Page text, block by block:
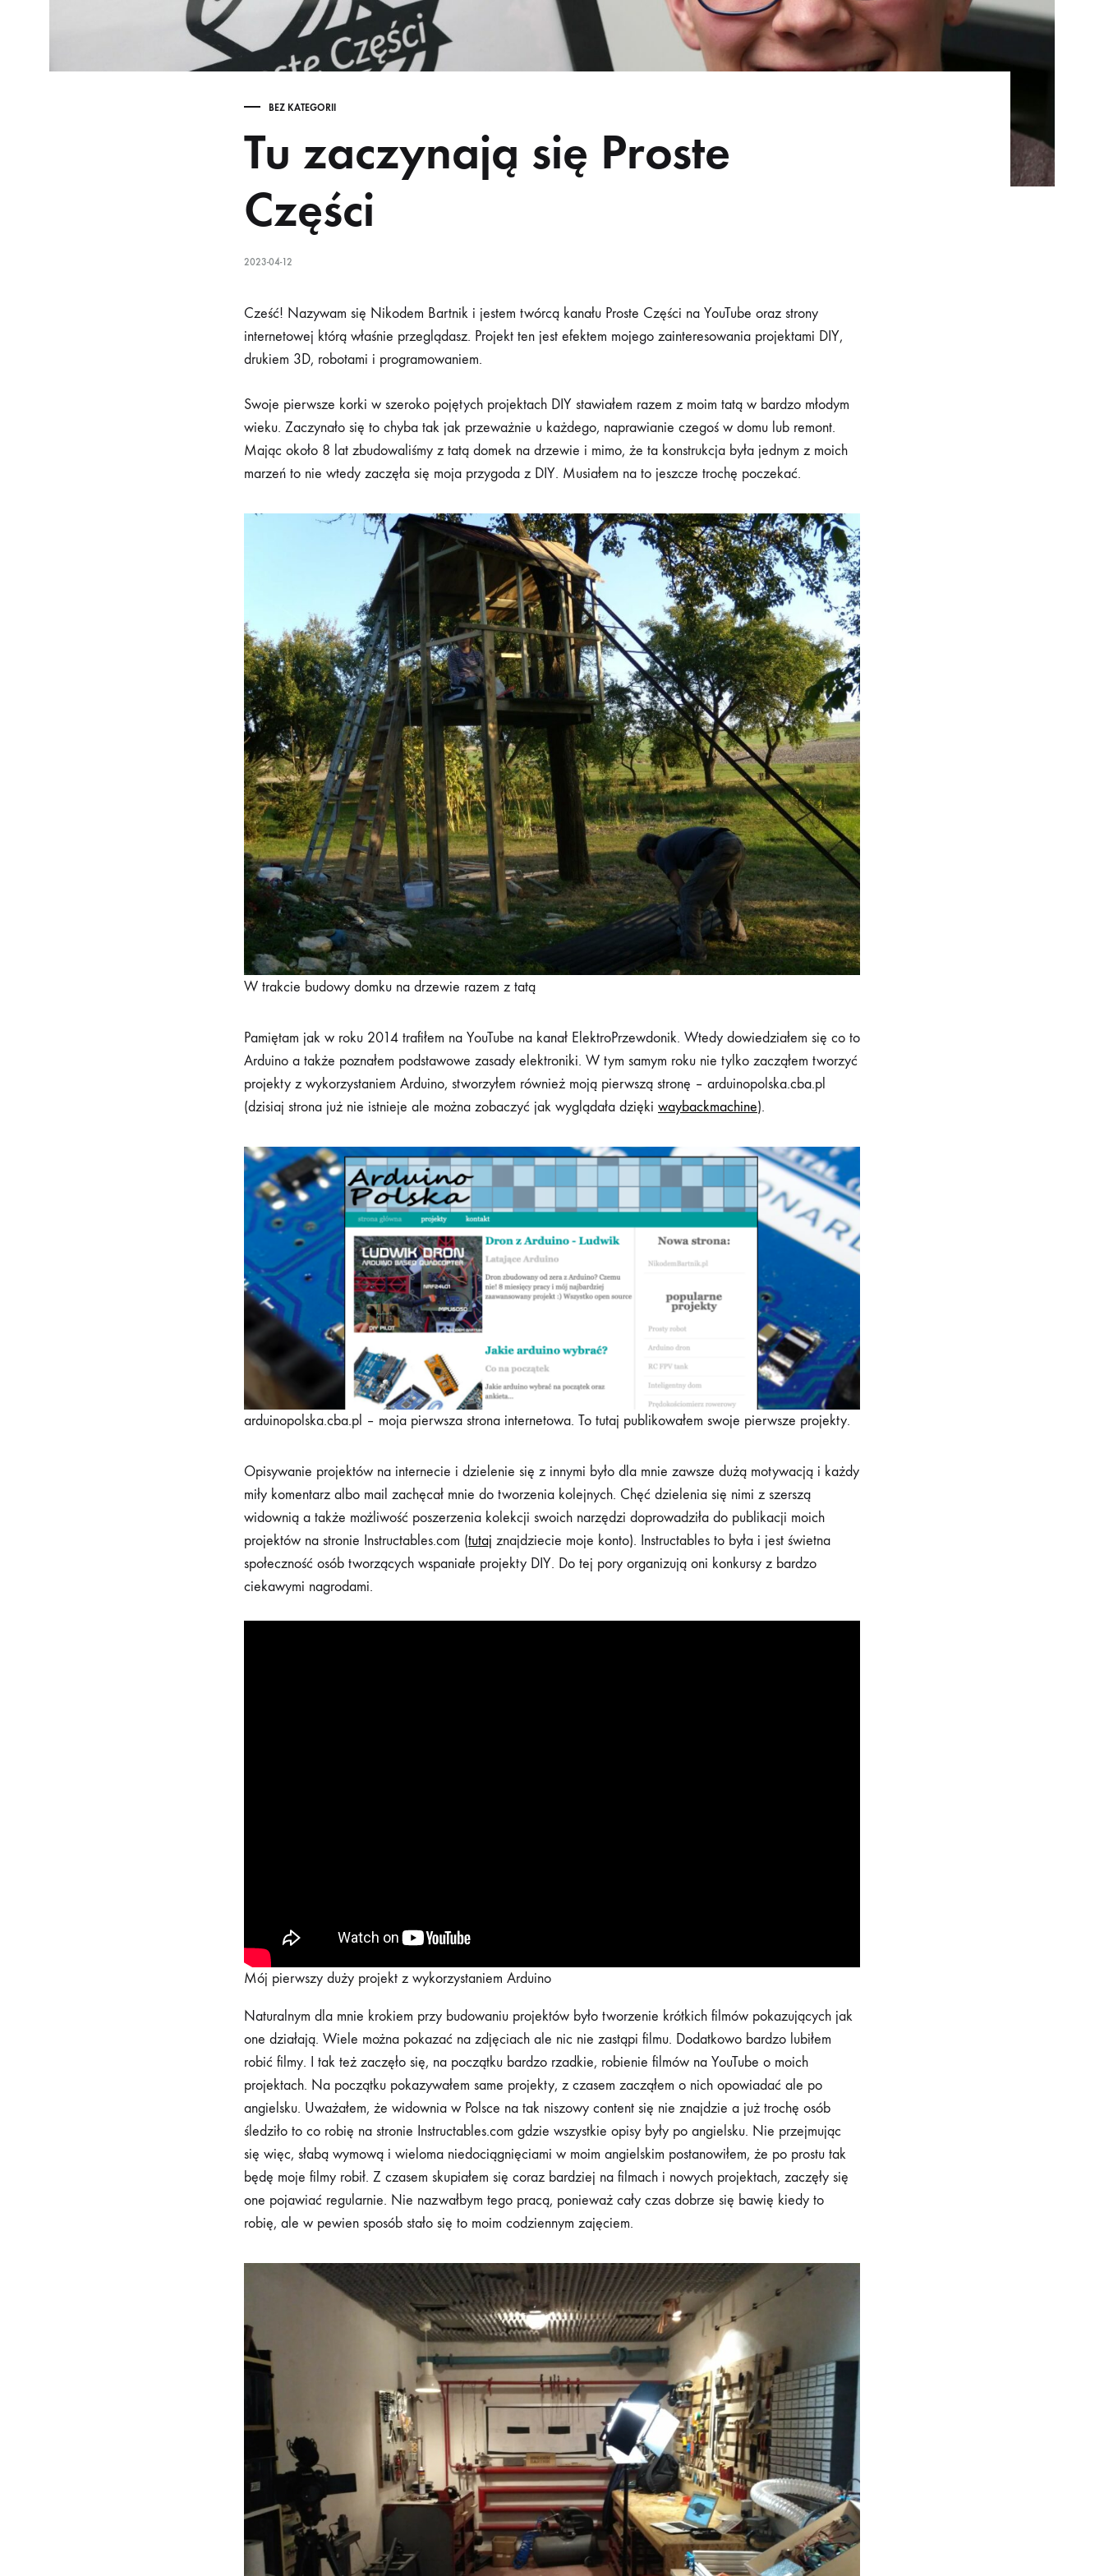
BEZ KATEGORII
Tu zaczynają się Proste
Części
2023-04-12
Cześć! Nazywam się Nikodem Bartnik i jestem twórcą kanału Proste Części na YouTube oraz strony
internetowej którą właśnie przeglądasz. Projekt ten jest efektem mojego zainteresowania projektami DIY,
drukiem 3D, robotami i programowaniem.
Swoje pierwsze korki w szeroko pojętych projektach DIY stawiałem razem z moim tatą w bardzo młodym
wieku. Zaczynało się to chyba tak jak przeważnie u każdego, naprawianie czegoś w domu lub remont.
Mając około 8 lat zbudowaliśmy z tatą domek na drzewie i mimo, że ta konstrukcja była jednym z moich
marzeń to nie wtedy zaczęła się moja przygoda z DIY. Musiałem na to jeszcze trochę poczekać.
W trakcie budowy domku na drzewie razem z tatą
Pamiętam jak w roku 2014 trafiłem na YouTube na kanał ElektroPrzewdonik. Wtedy dowiedziałem się co to
Arduino a także poznałem podstawowe zasady elektroniki. W tym samym roku nie tylko zacząłem tworzyć
projekty z wykorzystaniem Arduino, stworzyłem również moją pierwszą stronę – arduinopolska.cba.pl
(dzisiaj strona już nie istnieje ale można zobaczyć jak wyglądała dzięki waybackmachine).
arduinopolska.cba.pl – moja pierwsza strona internetowa. To tutaj publikowałem swoje pierwsze projekty.
Opisywanie projektów na internecie i dzielenie się z innymi było dla mnie zawsze dużą motywacją i każdy
miły komentarz albo mail zachęcał mnie do tworzenia kolejnych. Chęć dzielenia się nimi z szerszą
widownią a także możliwość poszerzenia kolekcji swoich narzędzi doprowadziła do publikacji moich
projektów na stronie Instructables.com (tutaj znajdziecie moje konto). Instructables to była i jest świetna
społeczność osób tworzących wspaniałe projekty DIY. Do tej pory organizują oni konkursy z bardzo
ciekawymi nagrodami.
Mój pierwszy duży projekt z wykorzystaniem Arduino
Naturalnym dla mnie krokiem przy budowaniu projektów było tworzenie krótkich filmów pokazujących jak
one działają. Wiele można pokazać na zdjęciach ale nic nie zastąpi filmu. Dodatkowo bardzo lubiłem
robić filmy. I tak też zaczęło się, na początku bardzo rzadkie, robienie filmów na YouTube o moich
projektach. Na początku pokazywałem same projekty, z czasem zacząłem o nich opowiadać ale po
angielsku. Uważałem, że widownia w Polsce na tak niszowy content się nie znajdzie a już trochę osób
śledziło to co robię na stronie Instructables.com gdzie wszystkie opisy były po angielsku. Nie przejmując
się więc, słabą wymową i wieloma niedociągnięciami w moim angielskim postanowiłem, że po prostu tak
będę moje filmy robił. Z czasem skupiałem się coraz bardziej na filmach i nowych projektach, zaczęły się
one pojawiać regularnie. Nie nazwałbym tego pracą, ponieważ cały czas dobrze się bawię kiedy to
robię, ale w pewien sposób stało się to moim codziennym zajęciem.